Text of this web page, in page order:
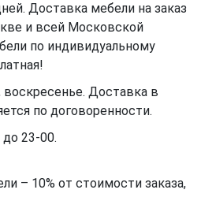
Доставка мебели на заказ
и всей Московской
по индивидуальному
Доставка в
по договоренности.
23-00.
– 10% от стоимости заказа,